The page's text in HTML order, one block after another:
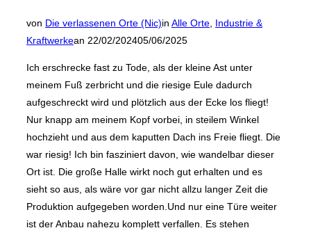
von Die verlassenen Orte (Nic)in Alle Orte Industrie &
Kraftwerkean Veröffentlicht
22/02/202405/06/2025
Ich erschrecke fast zu Tode, als der kleine Ast unter
meinem Fuß zerbricht und die riesige Eule dadurch
aufgeschreckt wird und plötzlich aus der Ecke los fliegt!
Nur knapp am meinem Kopf vorbei, in steilem Winkel
hochzieht und aus dem kaputten Dach ins Freie fliegt. Die
war riesig! Ich bin fasziniert davon, wie wandelbar dieser
Ort ist. Die große Halle wirkt noch gut erhalten und es
sieht so aus, als wäre vor gar nicht allzu langer Zeit die
Produktion aufgegeben worden.Und nur eine Türe weiter
ist der Anbau nahezu komplett verfallen. Es stehen